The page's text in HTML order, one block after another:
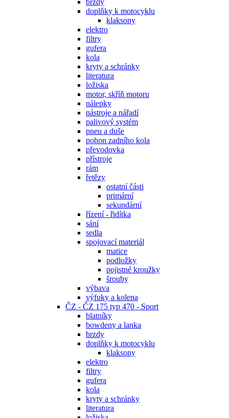
doplňky k motocyklu
klaksony
elektro
filtry
gufera
kola
kryty a schránky
literatura
ložiska
motor, skříň motoru
nálepky
nástroje a nářadí
palivový systém
pneu a duše
pohon zadního kola
převodovka
přístroje
rám
řetězy
ostatní části
primární
sekundární
řízení - řidítka
sání
sedla
spojovací materiál
matice
podložky
pojistné kroužky
šrouby
výbava
výfuky a kolena
ČZ - ČZ 175 typ 470 - Sport
blatníky
bowdeny a lanka
brzdy
doplňky k motocyklu
klaksony
elektro
filtry
gufera
kola
kryty a schránky
literatura